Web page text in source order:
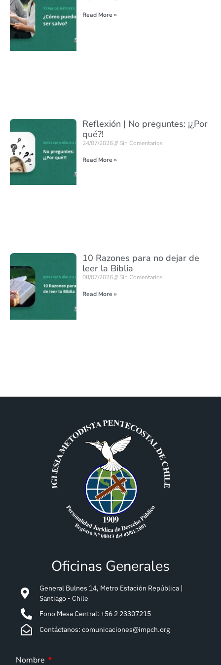
Read More »
Reflexión | No preguntes: ¡¿Por
qué?!
24/07/2026 Sin Comentarios
Read More »
10 Razones para no dejar de
leer la Biblia
08/07/2026 Sin Comentarios
Read More »
Oficinas Generales
General Bulnes 14, Metro Estación República |
Santiago - Chile
Fono Mesa Central: +56 2 23307215
Contáctanos: comunicaciones@impch.org
Nombre